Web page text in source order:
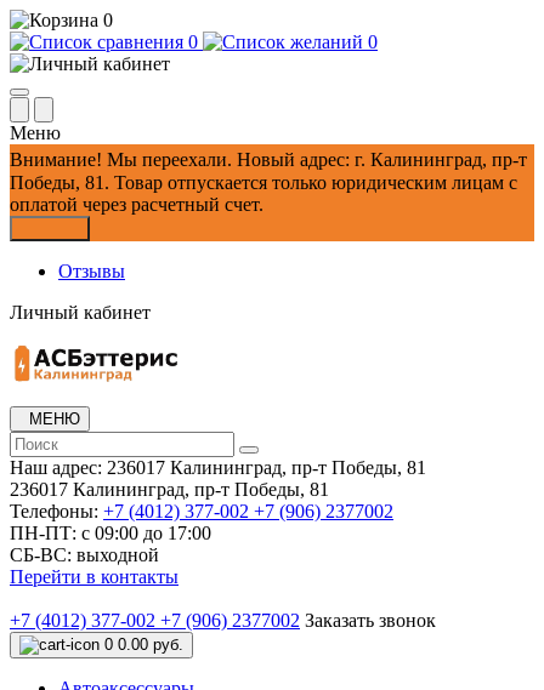
0
0
0
Меню
Внимание! Мы переехали. Новый адрес: г. Калининград, пр-т
Победы, 81. Товар отпускается только юридическим лицам с
оплатой через расчетный счет.
Отзывы
Личный кабинет
МЕНЮ
Наш адрес: 236017 Калининград,​ пр-т Победы, 81
236017 Калининград,​ пр-т Победы, 81
Телефоны: +7 (4012) 377-002 +7 (906) 2377002
ПН-ПТ: с 09:00 до 17:00
СБ-ВС: выходной
Перейти в контакты
+7 (4012) 377-002 +7 (906) 2377002 Заказать звонок
0 0.00 руб.